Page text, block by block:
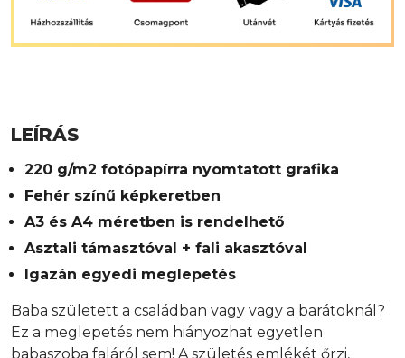
LEÍRÁS
220 g/m2 fotópapírra nyomtatott grafika
Fehér színű képkeretben
A3 és A4 méretben is rendelhető
Asztali támasztóval + fali akasztóval
Igazán egyedi meglepetés
Baba született a családban vagy vagy a barátoknál?
Ez a meglepetés nem hiányozhat egyetlen
babaszoba faláról sem! A születés emlékét őrzi,